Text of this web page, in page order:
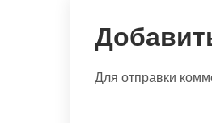
Для отправки